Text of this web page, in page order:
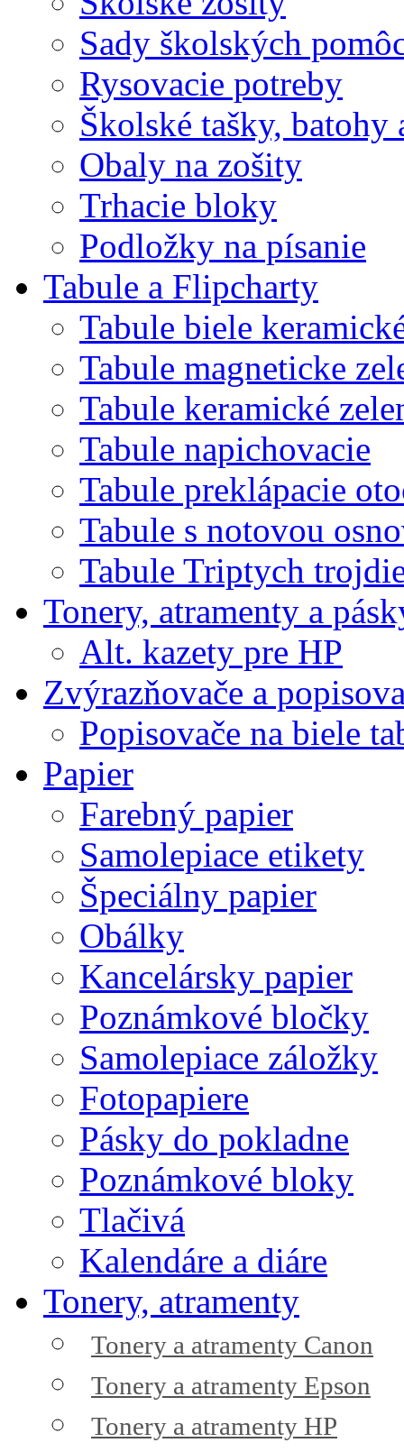
Sady školských
Rysovacie potreby
Školské tašky, batohy
Obaly na zošity
Trhacie bloky
Podložky na písanie
Tabule a Flipcharty
Tabule biele
Tabule magneticke
Tabule keramické
Tabule napichovacie
Tabule preklápacie
Tabule s notovou
Tabule Triptych
Tonery, atramenty a
Alt. kazety pre HP
Zvýrazňovače a
Popisovače na biele
Papier
Farebný papier
Samolepiace etikety
Špeciálny papier
Obálky
Kancelársky papier
Poznámkové bločky
Samolepiace záložky
Fotopapiere
Pásky do pokladne
Poznámkové bloky
Tlačivá
Kalendáre a diáre
Tonery, atramenty
Tonery a atramenty Canon
Tonery a atramenty Epson
Tonery a atramenty HP